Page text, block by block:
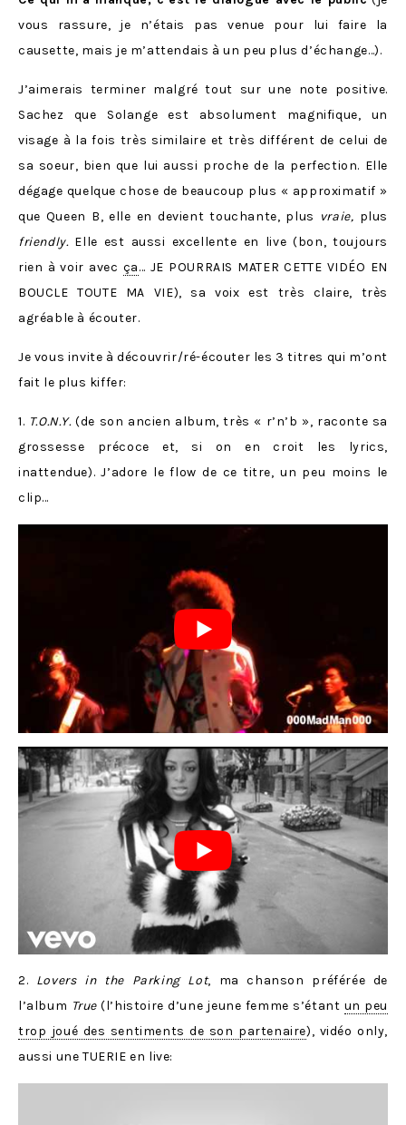
vous rassure, je n’étais pas venue pour lui faire la
causette, mais je m’attendais à un peu plus d’échange…).
J’aimerais terminer malgré tout sur une note positive.
Sachez que Solange est absolument magnifique, un
visage à la fois très similaire et très différent de celui de
sa soeur, bien que lui aussi proche de la perfection. Elle
dégage quelque chose de beaucoup plus « approximatif »
que Queen B, elle en devient touchante, plus vraie, plus
friendly.Elle est aussi excellente en live (bon, toujours
rien à voir avec ça… JE POURRAIS MATER CETTE VIDÉO EN
BOUCLE TOUTE MA VIE), sa voix est très claire, très
agréable à écouter.
Je vous invite à découvrir/ré-écouter les 3 titres qui m’ont
fait le plus kiffer:
1. T.O.N.Y.(de son ancien album, très « r’n’b », raconte sa
grossesse précoce et, si on en croit les lyrics,
inattendue). J’adore le flow de ce titre, un peu moins le
clip…
2. Lovers in the Parking Lot, ma chanson préférée de
l’album True(l’histoire d’une jeune femme s’étant un peu
trop joué des sentiments de son partenaire), vidéo only,
aussi une TUERIE en live: